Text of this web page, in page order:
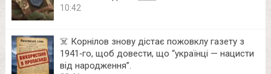
10:42
☠️ Корнілов знову дістає пожовклу газету з
1941‑го, щоб довести, що “українці — нацисти
від народження”.